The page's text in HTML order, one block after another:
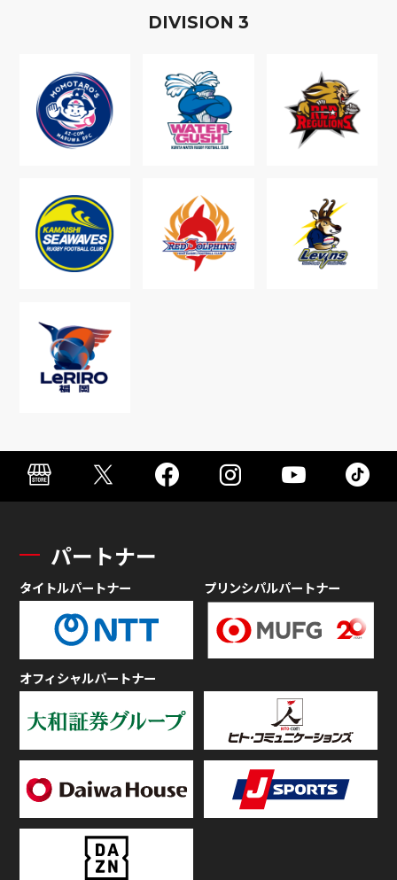
DIVISION 3
パートナー
タイトルパートナー プリンシパルパートナー
オフィシャルパートナー